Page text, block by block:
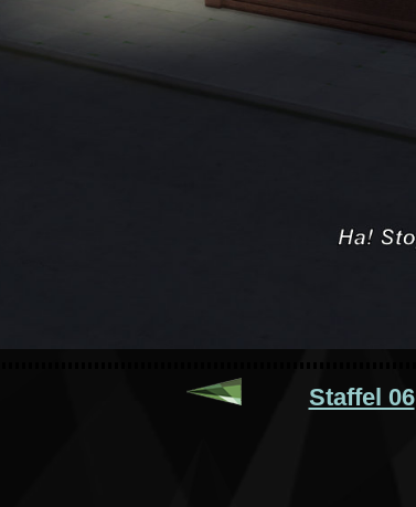
Staffel 06